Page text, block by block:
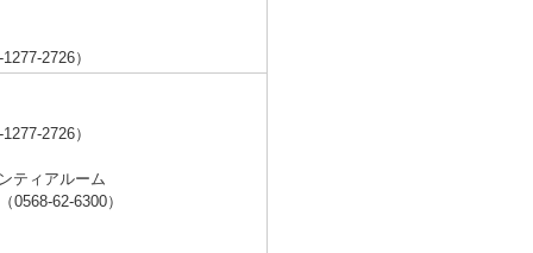
2726）
2726）
ティアルーム
62-6300）